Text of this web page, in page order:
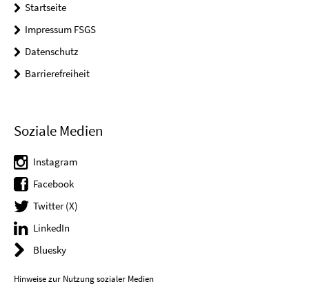
Startseite
Impressum FSGS
Datenschutz
Barrierefreiheit
Soziale Medien
Instagram
Facebook
Twitter (X)
LinkedIn
Bluesky
Hinweise zur Nutzung sozialer Medien